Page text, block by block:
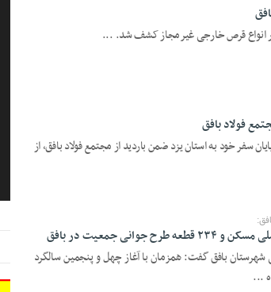
فولاد بافق
سفر خود به استان یزد ضمن باردید از مجتمع فولاد بافق، از
شهرستان بافق گفت: همزمان با آغاز چهل و پنجمین سالگرد
...